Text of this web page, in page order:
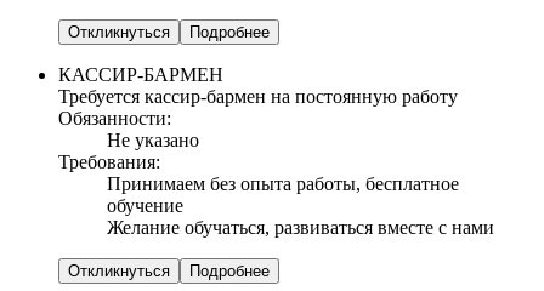
Откликнуться Подробнее
КАССИР-БАРМЕН
Требуется кассир-бармен на постоянную работу
Обязанности:
Не указано
Требования:
Принимаем без опыта работы, бесплатное
обучение
Желание обучаться, развиваться вместе с нами
Откликнуться Подробнее